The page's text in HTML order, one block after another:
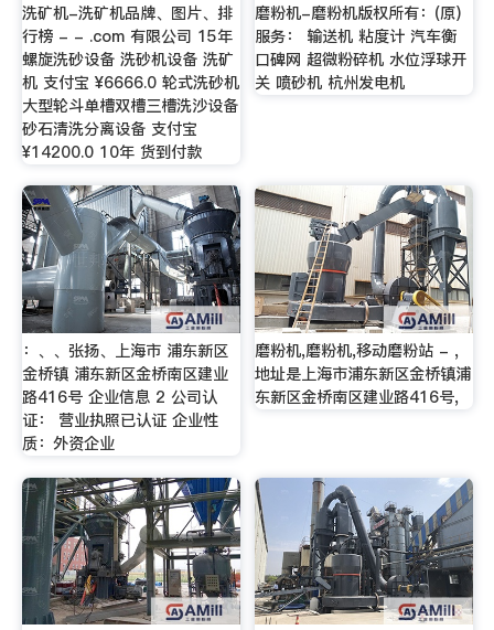
洗矿机-洗矿机品牌、图片、排
行榜 - - .com 有限公司 15年
螺旋洗砂设备 洗砂机设备 洗矿
机 支付宝 ¥6666.0 轮式洗砂机
大型轮斗单槽双槽三槽洗沙设备
砂石清洗分离设备 支付宝
¥14200.0 10年 货到付款
磨粉机-磨粉机版权所有：(原)
服务： 输送机 粘度计 汽车衡
口碑网 超微粉碎机 水位浮球开
关 喷砂机 杭州发电机
：、、张扬、上海市 浦东新区
金桥镇 浦东新区金桥南区建业
路416号 企业信息 2 公司认
证： 营业执照已认证 企业性
质：外资企业
磨粉机,磨粉机,移动磨粉站 - ,
地址是上海市浦东新区金桥镇浦
东新区金桥南区建业路416号,